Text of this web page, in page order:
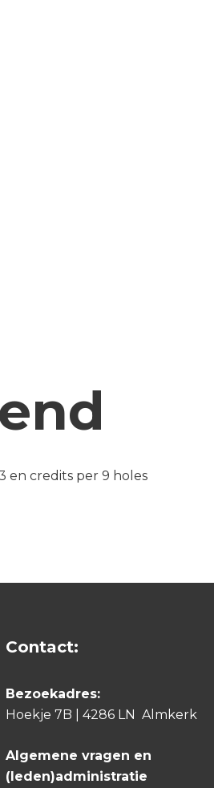
en credits per 9 holes
Contact:
Bezoekadres:
Hoekje 7B | 4286 LN Almkerk
Algemene vragen en
(leden)administratie